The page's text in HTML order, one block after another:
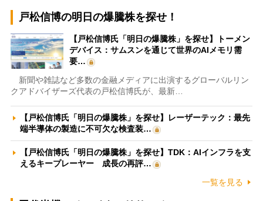
戸松信博の明日の爆騰株を探せ！
【戸松信博氏「明日の爆騰株」を探せ】トーメン
デバイス：サムスンを通じて世界のAIメモリ需
要…
新聞や雑誌など多数の金融メディアに出演するグローバルリン
クアドバイザーズ代表の戸松信博氏が、最新…
【戸松信博氏「明日の爆騰株」を探せ】レーザーテック：最先
端半導体の製造に不可欠な検査装…
【戸松信博氏「明日の爆騰株」を探せ】TDK：AIインフラを支
えるキープレーヤー 成長の再評…
一覧を見る